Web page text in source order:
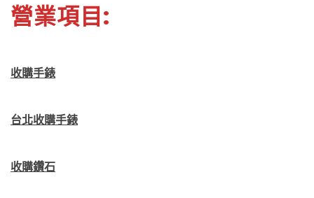
營業項目:
收購手錶
台北收購手錶
收購鑽石